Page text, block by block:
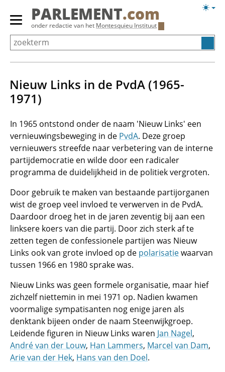
Overslaan
Primair
menu
tonen/verbergen
PARLEMENT.com
onder redactie van het Montesquieu Instituut
Nieuw Links in de PvdA (1965-
1971)
In 1965 ontstond onder de naam 'Nieuw Links' een
vernieuwingsbeweging in de PvdA. Deze groep
vernieuwers streefde naar verbetering van de interne
partijdemocratie en wilde door een radicaler
programma de duidelijkheid in de politiek vergroten.
Door gebruik te maken van bestaande partijorganen
wist de groep veel invloed te verwerven in de PvdA.
Daardoor droeg het in de jaren zeventig bij aan een
linksere koers van die partij. Door zich sterk af te
zetten tegen de confessionele partijen was Nieuw
Links ook van grote invloed op de polarisatiewaarvan
tussen 1966 en 1980 sprake was.
Nieuw Links was geen formele organisatie, maar hief
zichzelf niettemin in mei 1971 op. Nadien kwamen
voormalige sympatisanten nog enige jaren als
denktank bijeen onder de naam Steenwijkgroep.
Leidende figuren in Nieuw Links waren Jan Nagel,
André van der Louw, Han Lammers, Marcel van Dam,
Arie van der Hek, Hans van den Doel.